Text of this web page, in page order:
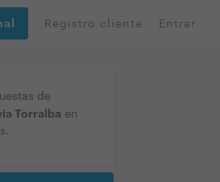
Registro cliente Entrar
de
Torralba en